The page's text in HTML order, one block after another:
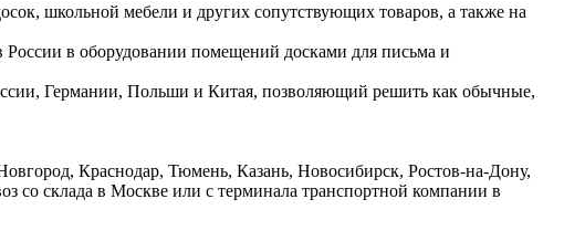
школьной мебели и других сопутствующих товаров, а также на
в оборудовании помещений досками для письма и
Германии, Польши и Китая, позволяющий решить как обычные,
Краснодар, Тюмень, Казань, Новосибирск, Ростов-на-Дону,
со склада в Москве или с терминала транспортной компании в